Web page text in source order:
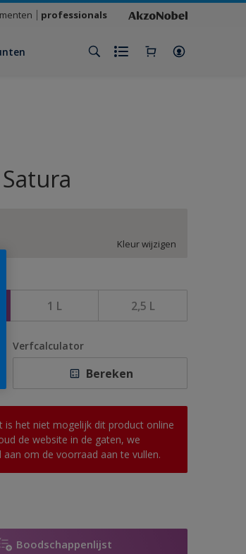
professionals
Kleur wijzigen
1 L 2,5 L
Verfcalculator
Bereken
is het niet mogelijk dit product online
de website in de gaten, we
aan om de voorraad aan te vullen.
Boodschappenlijst